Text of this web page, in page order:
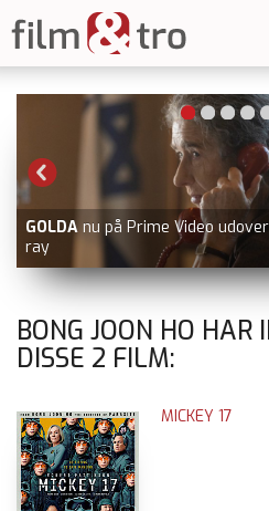
GOLDA nu på Prime Video
ray
BONG JOON HO HAR
DISSE 2 FILM:
MICKEY 17